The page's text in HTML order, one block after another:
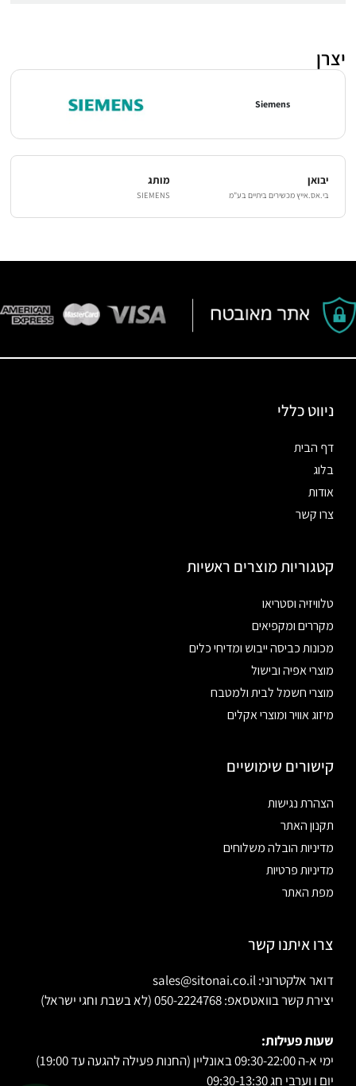
יצרן
Siemens
יבואן
בי.אס.אייץ מכשירים ביתיים בע"מ
מותג
SIEMENS
ניווט כללי
דף הבית
בלוג
אודות
צרו קשר
קטגוריות מוצרים ראשיות
טלוויזיה וסטריאו
מקררים ומקפיאים
מכונות כביסה ייבוש ומדיחי כלים
מוצרי אפיה ובישול
מוצרי חשמל לבית ולמטבח
מיזוג אוויר ומוצרי אקלים
קישורים שימושיים
הצהרת נגישות
תקנון האתר
מדיניות הובלה משלוחים
מדיניות פרטיות
מפת האתר
צרו איתנו קשר
דואר אלקטרוני: sales@sitonai.co.il
יצירת קשר בוואטסאפ: 050-2224768 (לא בשבת וחגי ישראל)
שעות פעילות:
ימי א-ה 09:30-22:00 באונליין (החנות פעילה להגעה עד 19:00)
יום ו וערבי חג 09:30-13:30